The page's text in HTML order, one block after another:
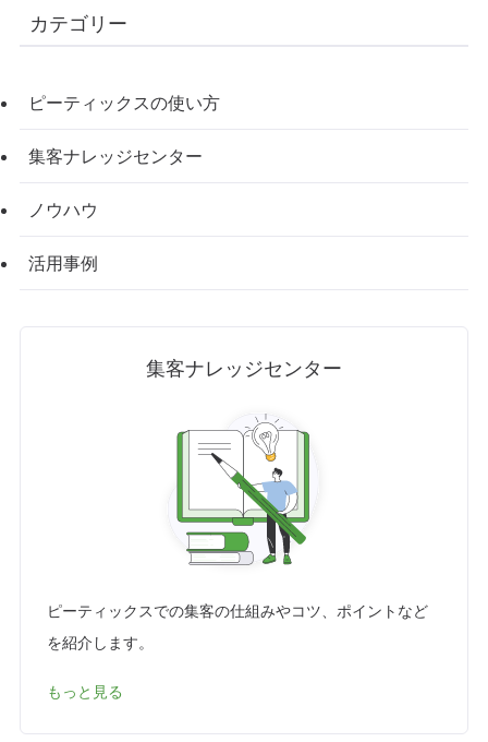
カテゴリー
ピーティックスの使い方
集客ナレッジセンター
ノウハウ
活用事例
集客ナレッジセンター
ピーティックスでの集客の仕組みやコツ、ポイントなど
を紹介します。
もっと見る